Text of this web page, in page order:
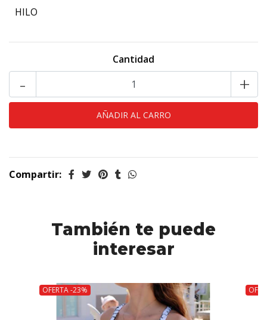
HILO
Cantidad
- +
Compartir:
También te puede
interesar
OFERTA -23%